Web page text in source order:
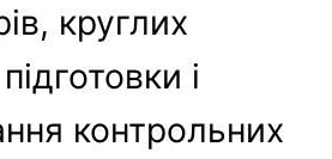
круглих
і
контрольних